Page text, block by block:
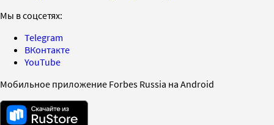
Мы в соцсетях:
Telegram
ВКонтакте
YouTube
Мобильное приложение Forbes Russia на Android